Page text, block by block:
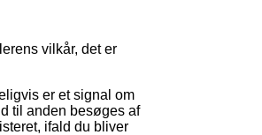
vilkår, det er
er et signal om
til anden besøges af
ifald du bliver